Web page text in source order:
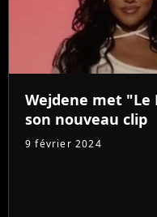
Wejdene met "Le
son nouveau clip
9 février 2024